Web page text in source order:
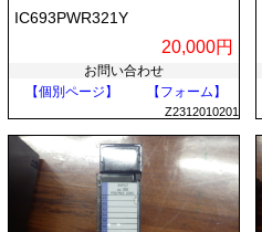
IC693PWR321Y
20,000円
お問い合わせ
【個別ページ】
【フォーム】
Z2312010201